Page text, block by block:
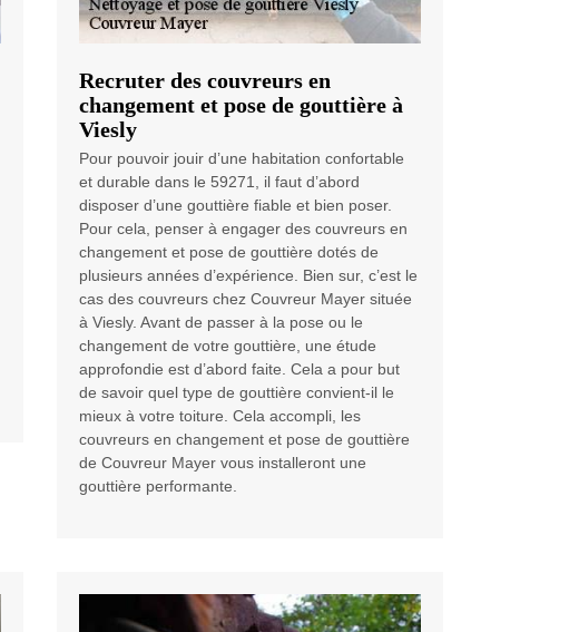
Recruter des couvreurs en
changement et pose de gouttière à
Viesly
Pour pouvoir jouir d’une habitation confortable
et durable dans le 59271, il faut d’abord
disposer d’une gouttière fiable et bien poser.
Pour cela, penser à engager des couvreurs en
changement et pose de gouttière dotés de
plusieurs années d’expérience. Bien sur, c’est le
cas des couvreurs chez Couvreur Mayer située
à Viesly. Avant de passer à la pose ou le
changement de votre gouttière, une étude
approfondie est d’abord faite. Cela a pour but
de savoir quel type de gouttière convient-il le
mieux à votre toiture. Cela accompli, les
couvreurs en changement et pose de gouttière
de Couvreur Mayer vous installeront une
gouttière performante.